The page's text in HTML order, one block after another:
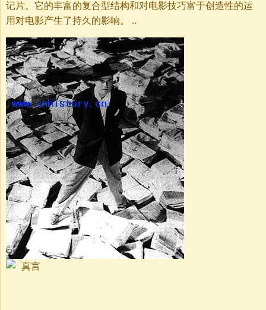
记片。它的丰富的复合型结构和对电影技巧富于创造性的运
用对电影产生了持久的影响。 ..